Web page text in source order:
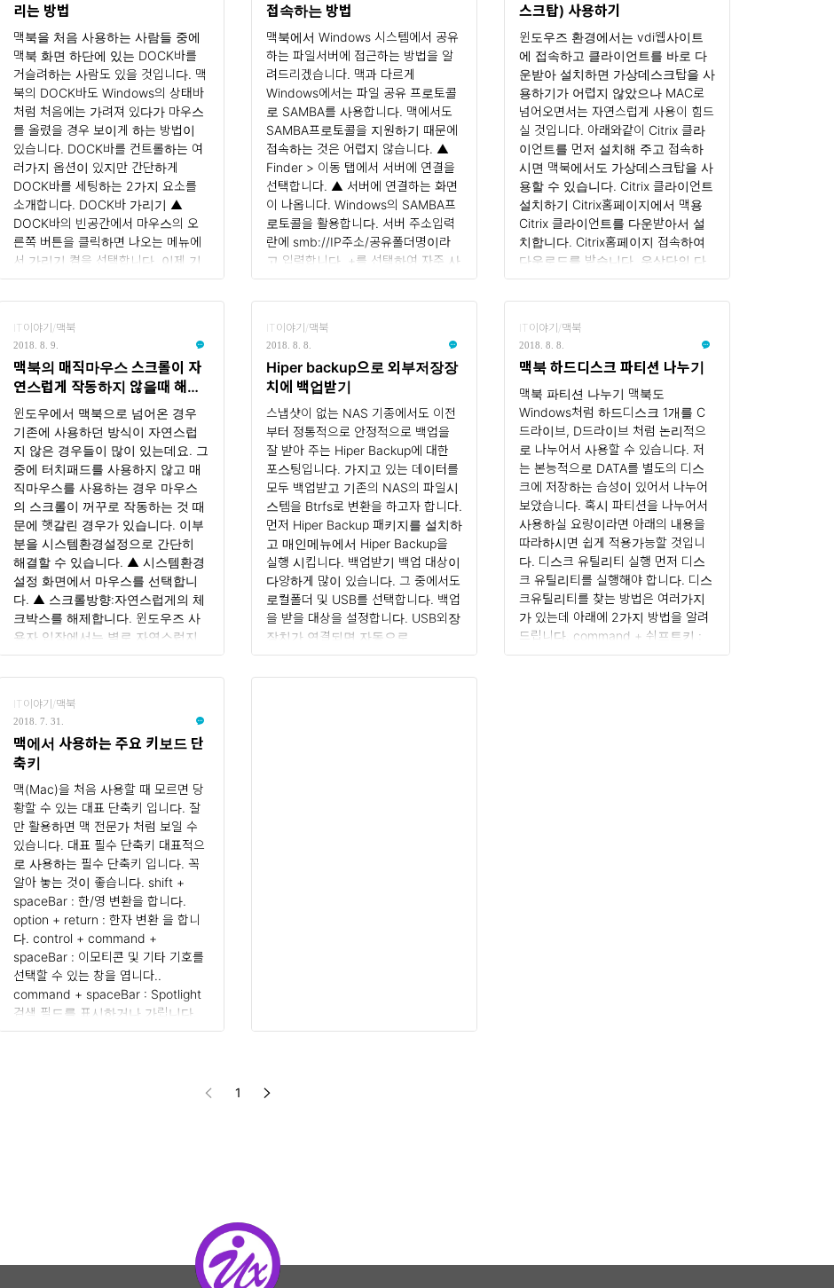
고 해요.증상저는 이전에 Docker를
맥북에 설치를 했는데, 어느 순간부터
컴퓨터를 켜면 이 Docker가 실행은
되는데 정상적으로 실행이 되지 않고
에러를 뱉어 내고 있었어요. exit버튼
을 아무리 눌러대도 종료가 안돼요.
그래서 찾아봤습니다.해결 방법윈도
에서는 작업관리자라고 하는데,..
는 것을 보지 못했습니다. 원인은 아
무래도 하드웨어 가속에 있지 않을까
합니다. 굳이 하드웨어 가속을 하지
않아도 브라우저 결과물이 잘 나오므
로 특별한 경우가 아니면 이 옵션을
끄시면 될것 같습니다. 크롬 브라우저
에서 하드웨어 가속 끄기 먼저 위와
같이 크롬의 설정화면으로 들어..
리는 방법
맥북을 처음 사용하는 사람들 중에
맥북 화면 하단에 있는 DOCK바를
거슬려하는 사람도 있을 것입니다. 맥
북의 DOCK바도 Windows의 상태바
처럼 처음에는 가려져 있다가 마우스
를 올렸을 경우 보이게 하는 방법이
있습니다. DOCK바를 컨트롤하는 여
러가지 옵션이 있지만 간단하게
DOCK바를 세팅하는 2가지 요소를
소개합니다. DOCK바 가리기 ▲
DOCK바의 빈공간에서 마우스의 오
른쪽 버튼을 클릭하면 나오는 메뉴에
서 가리기 켬을 선택합니다. 이제 기
본적으로 DOCK바는 보이지 않고 마
우스가 DOCK바가 있던 근처에 오면
이콘 확대하기 ▲ DOCK바의 빈공간
에서 마우스의 오른쪽 버튼을 클릭하
면 나오는 메뉴에서 확대 켬을 선택합
니다. 중요한 요소는 아니지만 내가
선택..
접속하는 방법
맥북에서 Windows 시스템에서 공유
하는 파일서버에 접근하는 방법을 알
려드리겠습니다. 맥과 다르게
Windows에서는 파일 공유 프로토콜
로 SAMBA를 사용합니다. 맥에서도
SAMBA프로토콜을 지원하기 때문에
접속하는 것은 어렵지 않습니다. ▲
Finder > 이동 탭에서 서버에 연결을
선택합니다. ▲ 서버에 연결하는 화면
이 나옵니다. Windows의 SAMBA프
로토콜을 활용합니다. 서버 주소입력
란에 smb://IP주소/공유폴더명이라
고 입력합니다. +를 선택하여 자주 사
용하는 서버에 등록을 합니다. 연결을
선택하여 연결합니다. 정확히 작성을
수 있습니다. ▲ 위와같이 원하는 공
유폴더에 접속이 된 것을 확인할 수 있
습니다. 해당 연결을 즐겨찾기에 추가
해서 지속적으로 ..
스크탑) 사용하기
윈도우즈 환경에서는 vdi웹사이트
에 접속하고 클라이언트를 바로 다
운받아 설치하면 가상데스크탑을 사
용하기가 어렵지 않았으나 MAC로
넘어오면서는 자연스럽게 사용이 힘드
실 것입니다. 아래와같이 Citrix 클라
이언트를 먼저 설치해 주고 접속하
시면 맥북에서도 가상데스크탑을 사
용할 수 있습니다. Citrix 클라이언트
설치하기 Citrix홈페이지에서 맥용
Citrix 클라이언트를 다운받아서 설
치합니다. Citrix홈페이지 접속하여
다운로드를 받습니다. 우상단의 다
운로드받은 항목을 클릭하여 설치를
합니다. Install Citrix Receiver를 클
저에서 접속주소를 입력하고 접속을
합니다. 만약 이미 띄워져 있는 웹브라
우저라면 웹브라우저를 닫고 다시 열
어서 접속을 하면 원활..
IT이야기/맥북
2018. 8. 9.
맥북의 매직마우스 스크롤이 자
연스럽게 작동하지 않을때 해결
방법
윈도우에서 맥북으로 넘어온 경우
기존에 사용하던 방식이 자연스럽
지 않은 경우들이 많이 있는데요. 그
중에 터치패드를 사용하지 않고 매
직마우스를 사용하는 경우 마우스
의 스크롤이 꺼꾸로 작동하는 것 때
문에 햇갈린 경우가 있습니다. 이부
분을 시스템환경설정으로 간단히
해결할 수 있습니다. ▲ 시스템환경
설정 화면에서 마우스를 선택합니
다. ▲ 스크롤방향:자연스럽게의 체
크박스를 해제합니다. 윈도우즈 사
용자 입장에서는 별로 자연스럽지
는 않았습니다. 이제 마우스 스크롤
을 사용하시면 정말 자연스러워졌
IT이야기/맥북
2018. 8. 8.
Hiper backup으로 외부저장장
치에 백업받기
스냅샷이 없는 NAS 기종에서도 이전
부터 정통적으로 안정적으로 백업을
잘 받아 주는 Hiper Backup에 대한
포스팅입니다. 가지고 있는 데이터를
모두 백업받고 기존의 NAS의 파일시
스템을 Btrfs로 변환을 하고자 합니다.
먼저 Hiper Backup 패키지를 설치하
고 매인메뉴에서 Hiper Backup을
실행 시킵니다. 백업받기 백업 대상이
다양하게 많이 있습니다. 그 중에서도
로컬폴더 및 USB를 선택합니다. 백업
을 받을 대상을 설정합니다. USB외장
장치가 연결되면 자동으로
usbshare1 라는 공유폴더 생성됩니
다. 이 공유폴더를 선택하면 디렉토리
IT이야기/맥북
2018. 8. 8.
맥북 하드디스크 파티션 나누기
맥북 파티션 나누기 맥북도
Windows처럼 하드디스크 1개를 C
드라이브, D드라이브 처럼 논리적으
로 나누어서 사용할 수 있습니다. 저
는 본능적으로 DATA를 별도의 디스
크에 저장하는 습성이 있어서 나누어
보았습니다. 혹시 파티션을 나누어서
사용하실 요량이라면 아래의 내용을
따라하시면 쉽게 적용가능할 것입니
다. 디스크 유틸리티 실행 먼저 디스
크 유틸리티를 실행해야 합니다. 디스
크유틸리티를 찾는 방법은 여러가지
가 있는데 아래에 2가지 방법을 알려
드립니다. command + 쉬프트키 :
Spotlight 검색창을 오픈 후 디스크
IT이야기/맥북
2018. 7. 31.
맥에서 사용하는 주요 키보드 단
축키
맥(Mac)을 처음 사용할 때 모르면 당
황할 수 있는 대표 단축키 입니다. 잘
만 활용하면 맥 전문가 처럼 보일 수
있습니다. 대표 필수 단축키 대표적으
로 사용하는 필수 단축키 입니다. 꼭
알아 놓는 것이 좋습니다. shift +
spaceBar : 한/영 변환을 합니다.
option + return : 한자 변환 을 합니
다. control + command +
spaceBar : 이모티콘 및 기타 기호를
선택할 수 있는 창을 엽니다..
command + spaceBar : Spotlight
검색 필드를 표시하거나 가립니다.
command + tab : 열려 있는 앱 중
3 : 전체 화면의 스크린샷을 찍습니다.
1